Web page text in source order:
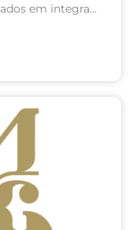
em integrar